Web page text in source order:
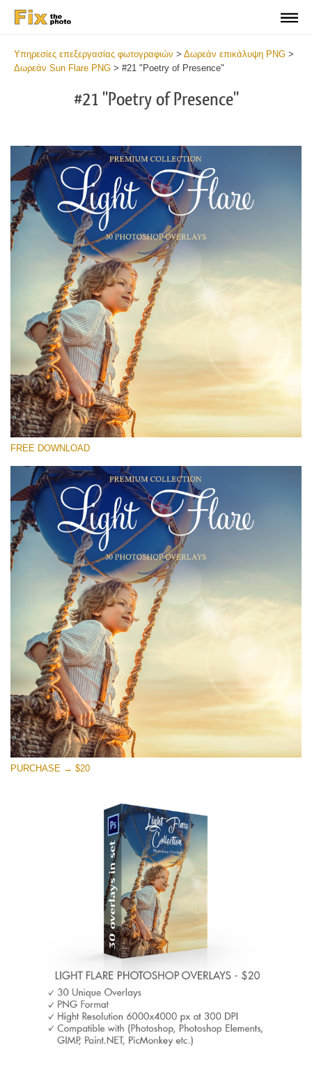
Υπηρεσίες επεξεργασίας φωτογραφιών > Δωρεάν επικάλυψη PNG >
Δωρεάν Sun Flare PNG > #21 "Poetry of Presence"
#21 "Poetry of Presence"
Please select
Free Photoshop Overlay #21
Small 800*533px
Light Flare
(30 Overlays)
4 Seasons (411 Overlays)
Large 6000*4000px
Entire Collection
(1783 Overlays)
Large 6000*4000px
Free download
FREE DOWNLOAD
PURCHASE → $20